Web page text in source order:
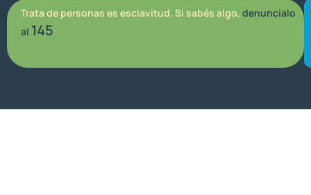
Trata de personas es esclavitud. Si sabés algo, denuncialo
al 145